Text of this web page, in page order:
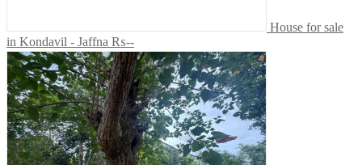
House for sale
in Kondavil - Jaffna ₨--